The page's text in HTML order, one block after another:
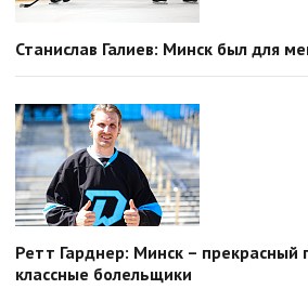
Станислав Галиев: Минск был для
Ретт Гарднер: Минск – прекрасный
классные болельщики